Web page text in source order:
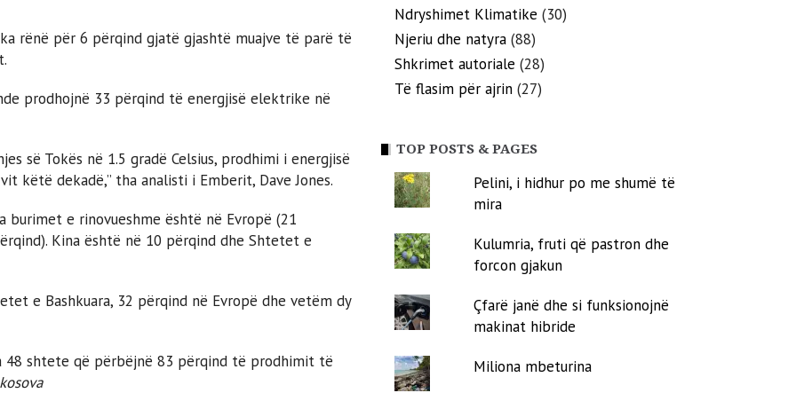
rënë për 6 përqind gjatë gjashtë muajve të parë të
prodhojnë 33 përqind të energjisë elektrike në
së Tokës në 1.5 gradë Celsius, prodhimi i energjisë
këtë dekadë,” tha analisti i Emberit, Dave Jones.
e rinovueshme është në Evropë (21
Kina është në 10 përqind dhe Shtetet e
e Bashkuara, 32 përqind në Evropë dhe vetëm dy
48 shtete që përbëjnë 83 përqind të prodhimit të
Ndryshimet Klimatike (30)
Njeriu dhe natyra (88)
Shkrimet autoriale (28)
Të flasim për ajrin (27)
TOP POSTS & PAGES
Pelini, i hidhur po me shumë të
mira
Kulumria, fruti që pastron dhe
forcon gjakun
Çfarë janë dhe si funksionojnë
makinat hibride
Miliona mbeturina